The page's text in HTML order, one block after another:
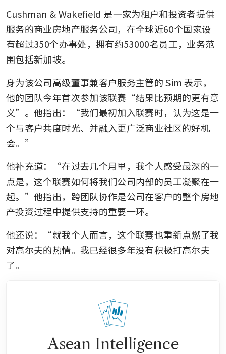
Cushman & Wakefield 是一家为租户和投资者提供
服务的商业房地产服务公司，在全球近60个国家设
有超过350个办事处，拥有约53000名员工，业务范
围包括新加坡。
身为该公司高级董事兼客户服务主管的 Sim 表示，
他的团队今年首次参加该联赛“结果比预期的更有意
义”。他指出：“我们最初加入联赛时，认为这是一
个与客户共度时光、并融入更广泛商业社区的好机
会。”
他补充道：“在过去几个月里，我个人感受最深的一
点是，这个联赛如何将我们公司内部的员工凝聚在一
起。”他指出，跨团队协作是公司在客户的整个房地
产投资过程中提供支持的重要一环。
他还说：“就我个人而言，这个联赛也重新点燃了我
对高尔夫的热情。我已经很多年没有积极打高尔夫
了。
Asean Intelligence